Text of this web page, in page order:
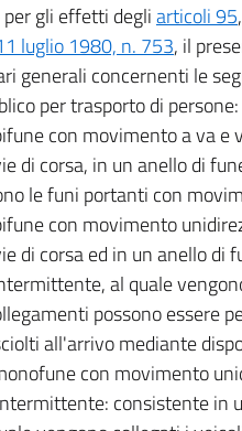
gli effetti degliarticoli 95,
luglio 1980, n. 753, il
generali concernenti le
per trasporto di persone:
con movimento a va
di corsa, in un anello di
le funi portanti con
con movimento
di corsa ed in un anello di
al quale
possono essere
all'arrivo mediante
con movimento
consistente in